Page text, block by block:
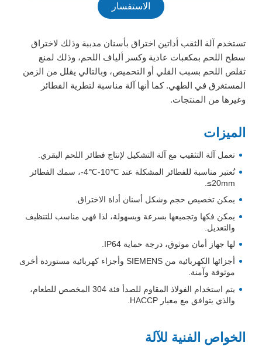
الاستفسار
تستخدم آلة الثقب أداتين اختراق بأسنان مدببة وذلك لاختراق
سطح اللحم بمكعبات عادية وكسر ألياف اللحم، وذلك لمنع
تقلص اللحم بسبب القلي أو التحميص، وبالتالي يقلل من الزمن
المستغرق في الطهي. كما أنها آلة مناسبة لتطرية الفطائر
وغيرها من المنتجات.
الميزات
تعمل آلة التثقيب مع آلة التشكيل لإنتاج فطائر اللحم البقري.
تُعتبر مناسبة للفطائر المشكلة عند -4℃-10℃، سمك الفطائر
≤20mm
يمكن تخصيص حجم وشكل أسنان أداة الاختراق.
يمكن فكها وتجميعها بسرعة وبسهولة، لذا فهي مناسب للتنظيف
والتعديل.
لها جهاز أمان موثوق، درجة حماية IP64.
أجزائها الكهربائية من SIEMENS وأجزاء كهربائية مستوردة أخرى
موثوقة وآمنة.
يتم استخدام الفولاذ المقاوم للصدأ فئة 304 المخصص للطعام،
والذي يتوافق مع معيار HACCP.
الخواص الفنية للآلة